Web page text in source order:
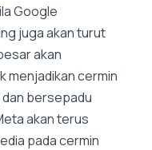
Google
juga akan turut
akan
menjadikan cermin
bersepadu
akan terus
pada cermin